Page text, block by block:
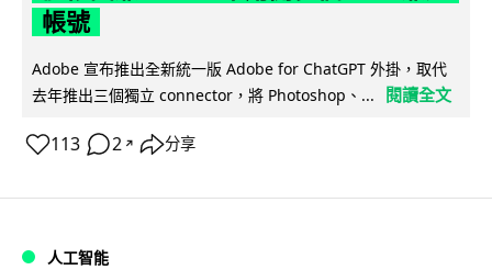
帳號
Adobe 宣布推出全新統一版 Adobe for ChatGPT 外掛，取代
去年推出三個獨立 connector，將 Photoshop、...
閱讀全文
113 2 ↗ 分享
人工智能